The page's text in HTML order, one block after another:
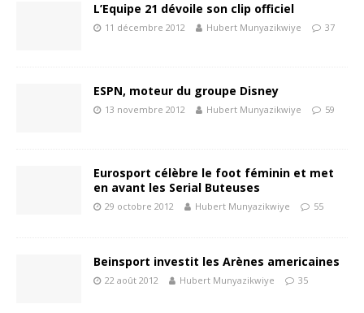
L’Equipe 21 dévoile son clip officiel
11 décembre 2012 Hubert Munyazikwiye 37
ESPN, moteur du groupe Disney
13 novembre 2012 Hubert Munyazikwiye 59
Eurosport célèbre le foot féminin et met
en avant les Serial Buteuses
29 octobre 2012 Hubert Munyazikwiye 55
Beinsport investit les Arènes americaines
22 août 2012 Hubert Munyazikwiye 35